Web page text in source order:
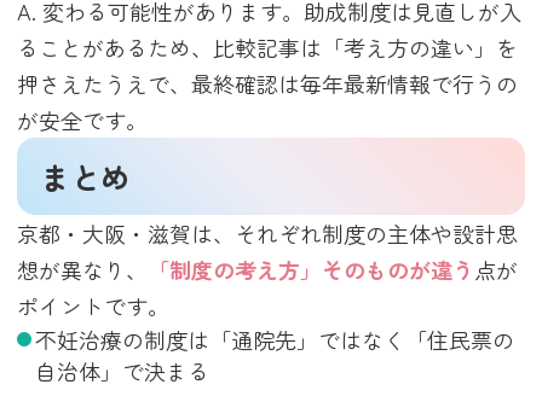
A. 変わる可能性があります。助成制度は見直しが入
ることがあるため、比較記事は「考え方の違い」を
押さえたうえで、最終確認は毎年最新情報で行うの
が安全です。
まとめ
京都・大阪・滋賀は、それぞれ制度の主体や設計思
想が異なり、
「制度の考え方」そのものが違う 点が
ポイントです。
不妊治療の制度は「通院先」ではなく「住民票の
自治体」で決まる